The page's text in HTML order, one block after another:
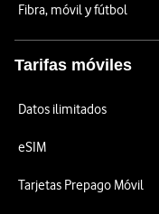
Fibra, móvil y fútbol
Tarifas móviles
Datos ilimitados
eSIM
Tarjetas Prepago Móvil